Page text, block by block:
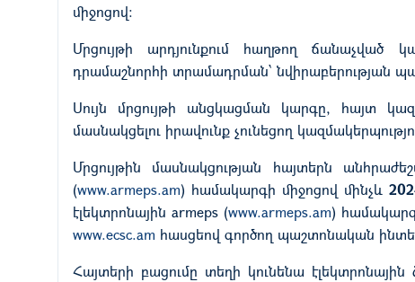
միջոցով:
Մրցույթի արդյունքում հաղթող ճանաչված
դրամաշնորհի տրամադրման՝ նվիրաբերության
Սույն մրցույթի անցկացման կարգը, հայտ
մասնակցելու իրավունք չունեցող
Մրցույթին մասնակցության հայտերն
(www.armeps.am) համակարգի միջոցով մինչև
էլեկտրոնային armeps (www.armeps.am)
www.ecsc.am հասցեով գործող պաշտոնական
Հայտերի բացումը տեղի կունենա